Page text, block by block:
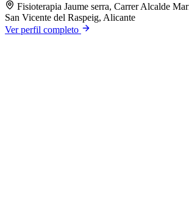
Fisioterapia Jaume serra, Carrer Alcalde
San Vicente del Raspeig, Alicante
Ver perfil completo